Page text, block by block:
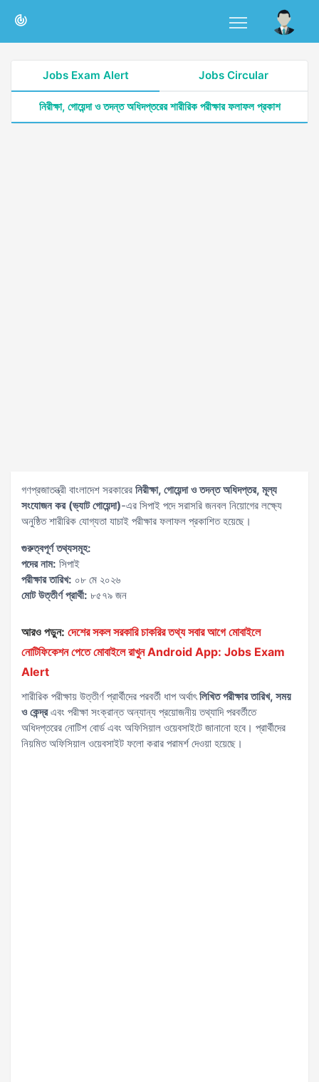
Jobs Exam Alert Jobs Circular
নিরীক্ষা, গোয়েন্দা ও তদন্ত অধিদপ্তরের শারীরিক পরীক্ষার ফলাফল প্রকাশ
গণপ্রজাতন্ত্রী বাংলাদেশ সরকারের নিরীক্ষা, গোয়েন্দা ও তদন্ত অধিদপ্তর, মূল্য
সংযোজন কর (ভ্যাট গোয়েন্দা)-এর সিপাই পদে সরাসরি জনবল নিয়োগের লক্ষ্যে
অনুষ্ঠিত শারীরিক যোগ্যতা যাচাই পরীক্ষার ফলাফল প্রকাশিত হয়েছে।
গুরুত্বপূর্ণ তথ্যসমূহ:
পদের নাম: সিপাই
পরীক্ষার তারিখ: ০৮ মে ২০২৬
মোট উত্তীর্ণ প্রার্থী: ৮৫৭৯ জন
আরও পড়ুন: দেশের সকল সরকারি চাকরির তথ্য সবার আগে মোবাইলে
নোটিফিকেশন পেতে মোবাইলে রাখুন Android App: Jobs Exam
Alert
শারীরিক পরীক্ষায় উত্তীর্ণ প্রার্থীদের পরবর্তী ধাপ অর্থাৎলিখিত পরীক্ষার তারিখ, সময়
ও কেন্দ্রএবং পরীক্ষা সংক্রান্ত অন্যান্য প্রয়োজনীয় তথ্যাদি পরবর্তীতে
অধিদপ্তরের নোটিশ বোর্ড এবং অফিসিয়াল ওয়েবসাইটে জানানো হবে। প্রার্থীদের
নিয়মিত অফিসিয়াল ওয়েবসাইট ফলো করার পরামর্শ দেওয়া হয়েছে।